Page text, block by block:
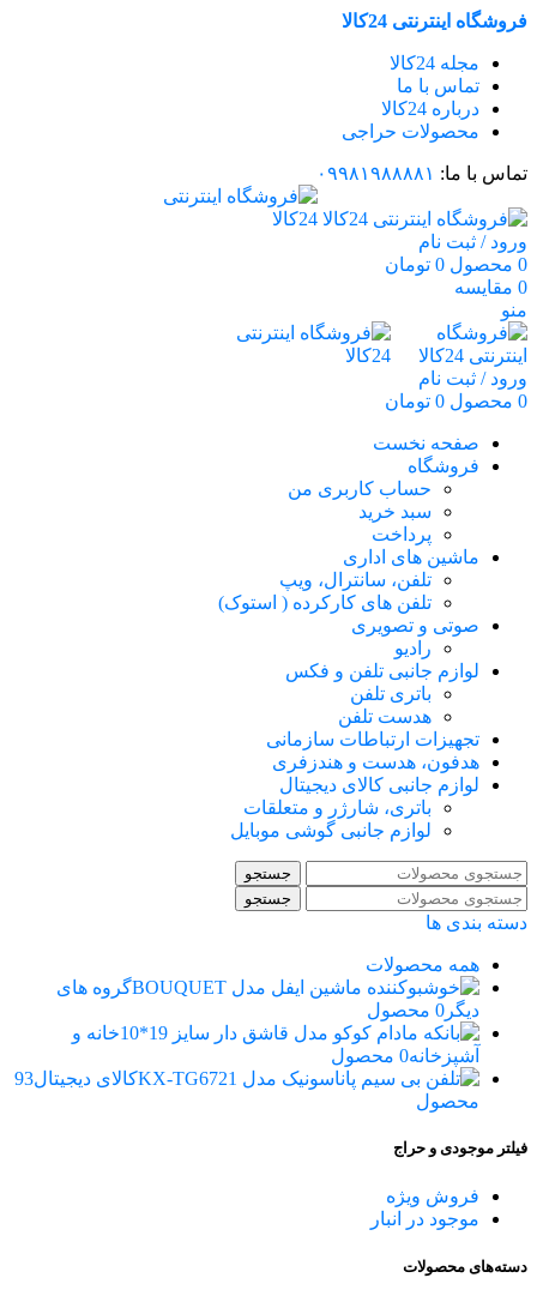
فروشگاه اینترنتی 24کالا
مجله 24کالا
تماس با ما
درباره 24کالا
محصولات حراجی
تماس با ما: ۰۹۹۸۱۹۸۸۸۸۱
ورود / ثبت نام
0 محصول 0 تومان
0 مقایسه
منو
ورود / ثبت نام
0 محصول 0 تومان
صفحه نخست
فروشگاه
حساب کاربری من
سبد خرید
پرداخت
ماشین های اداری
تلفن، سانترال، ویپ
تلفن های کارکرده ( استوک)
صوتی و تصویری
رادیو
لوازم جانبی تلفن و فکس
باتری تلفن
هدست تلفن
تجهیزات ارتباطات سازمانی
هدفون، هدست و هندزفری
لوازم جانبی کالای دیجیتال
باتری، شارژر و متعلقات
لوازم جانبی گوشی موبایل
جستجو
جستجو
دسته بندی ها
همه محصولات
گروه های
دیگر 0 محصول
خانه و
آشپزخانه0 محصول
کالای دیجیتال93
محصول
فیلتر موجودی و حراج
فروش ویژه
موجود در انبار
دسته‌های محصولات